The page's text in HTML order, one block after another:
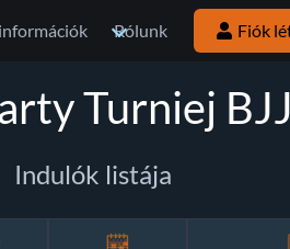
Rólunk Fiók
Turniej
Indulók listája